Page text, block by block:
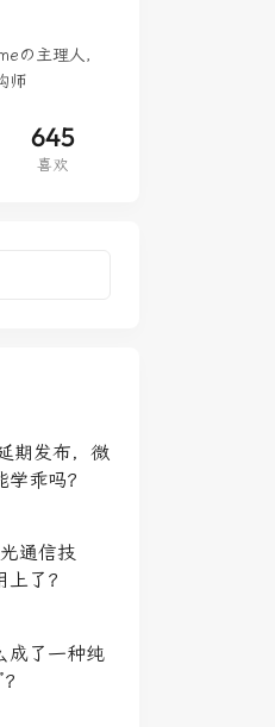
の主理人，
师
645
喜欢
期发布，微
乖吗？
通信技
了？
成了一种纯